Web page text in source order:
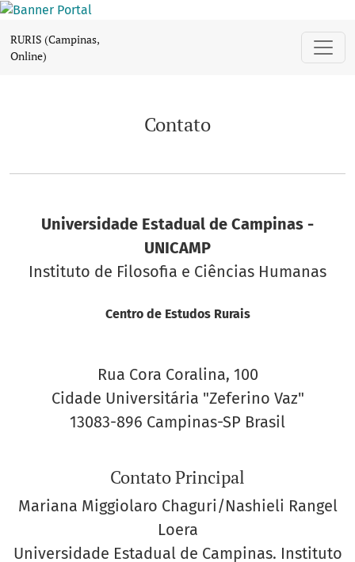
RURIS (Campinas,
Online)
Contato
Universidade Estadual de Campinas -
UNICAMP
Instituto de Filosofia e Ciências Humanas
Centro de Estudos Rurais
Rua Cora Coralina, 100
Cidade Universitária "Zeferino Vaz"
13083-896 Campinas-SP Brasil
Contato Principal
Mariana Miggiolaro Chaguri/Nashieli Rangel
Loera
Universidade Estadual de Campinas. Instituto